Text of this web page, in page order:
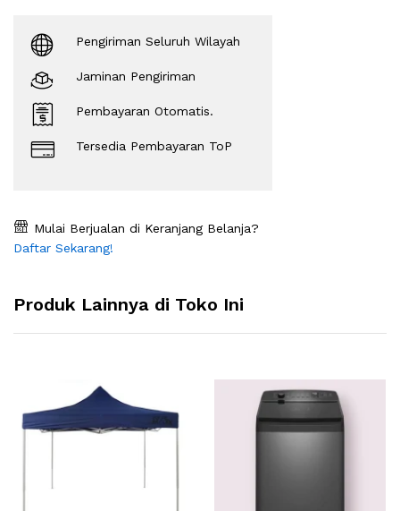
Pengiriman Seluruh Wilayah
Jaminan Pengiriman
Pembayaran Otomatis.
Tersedia Pembayaran ToP
Mulai Berjualan di Keranjang Belanja?
Daftar Sekarang!
Produk Lainnya di Toko Ini